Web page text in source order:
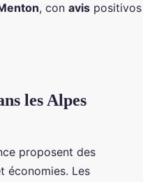
, con avis positivos
les Alpes
proposent des
économies. Les